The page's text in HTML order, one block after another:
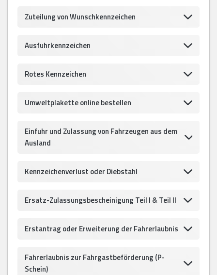
Zuteilung von Wunschkennzeichen
Ausfuhrkennzeichen
Rotes Kennzeichen
Umweltplakette online bestellen
Einfuhr und Zulassung von Fahrzeugen aus dem
Ausland
Kennzeichenverlust oder Diebstahl
Ersatz-Zulassungsbescheinigung Teil I & Teil II
Erstantrag oder Erweiterung der Fahrerlaubnis
Fahrerlaubnis zur Fahrgastbeförderung (P-
Schein)